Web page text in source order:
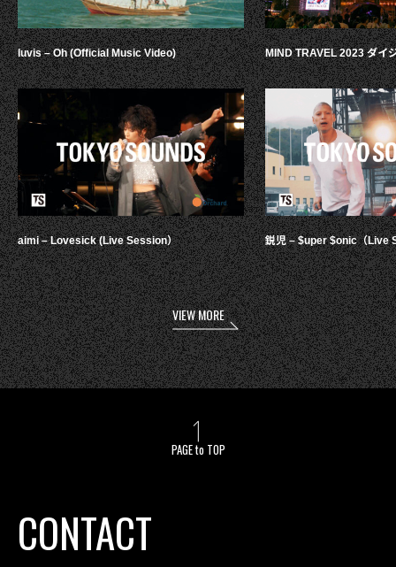
luvis – Oh (Official Music Video)
aimi – Lovesick (Live Session）
MIND TRAVEL 2023 ダイ
鋭児 – $uper $onic（Live
VIEW MORE
PAGE to TOP
CONTACT